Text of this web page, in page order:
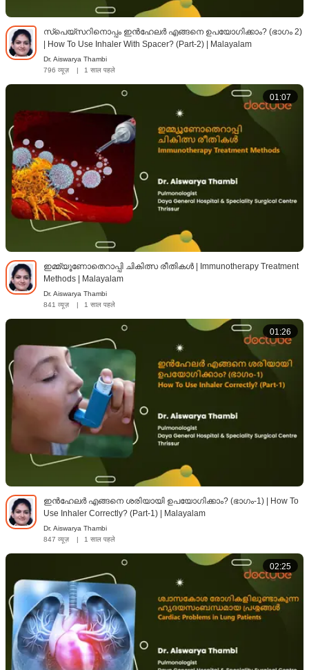
സ്‌പെയ്‌സറിനൊപ്പം ഇൻഹേലർ എങ്ങനെ ഉപയോഗിക്കാം? (ഭാഗം 2)
| How To Use Inhaler With Spacer? (Part-2) | Malayalam
Dr. Aiswarya Thambi
796 व्यूज़
| 1 साल पहले
01:07
ഇമ്മ്യൂണോതെറാപ്പി ചികിത്സ രീതികൾ | Immunotherapy Treatment
Methods | Malayalam
Dr. Aiswarya Thambi
841 व्यूज़
| 1 साल पहले
01:26
ഇൻഹേലർ എങ്ങനെ ശരിയായി ഉപയോഗിക്കാം? (ഭാഗം-1) | How To
Use Inhaler Correctly? (Part-1) | Malayalam
Dr. Aiswarya Thambi
847 व्यूज़
| 1 साल पहले
02:25